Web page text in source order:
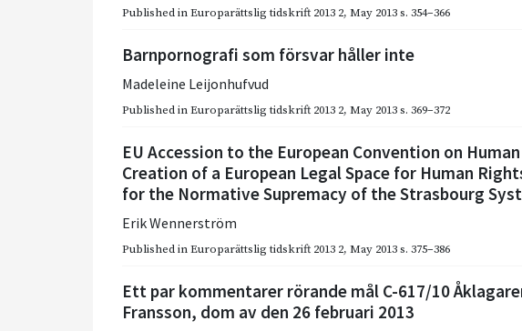
Published inEuroparättslig tidskrift 2013 2, May 2013s. 354–366
Barnpornografi som försvar håller inte
Madeleine Leijonhufvud
Published inEuroparättslig tidskrift 2013 2, May 2013s. 369–372
EU Accession to the European Convention on
Creation of a European Legal Space for Human
for the Normative Supremacy of the Strasbourg
Erik Wennerström
Published inEuroparättslig tidskrift 2013 2, May 2013s. 375–386
Ett par kommentarer rörande mål C-617/10
Fransson, dom av den 26 februari 2013